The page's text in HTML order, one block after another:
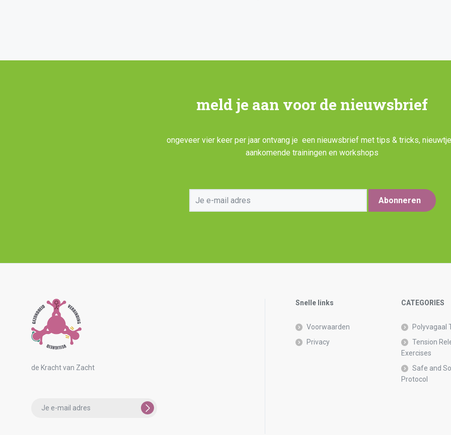
meld je aan voor de nieuwsbrief
ongeveer vier keer per jaar ontvang je een nieuwsbrief met tips & tricks,
aankomende trainingen en workshops
field
de Kracht van Zacht
Snelle links
Voorwaarden
Privacy
CATEGORIES
Polyvagaal
Tension
Exercises
Safe and
Protocol